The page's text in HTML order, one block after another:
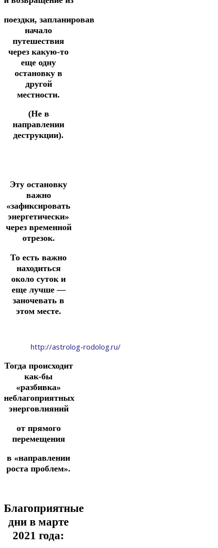
поездки, запланировав
начало
путешествия
через какую-то
еще одну
остановку в
другой
местности.
(Не в
направлении
деструкции).
Эту остановку
важно
«зафиксировать
энергетически»
через временной
отрезок.
То есть важно
находиться
около суток и
еще лучше —
заночевать в
этом месте.
http://astrolog-rodolog.ru/
Тогда происходит
как-бы
«разбивка»
неблагоприятных
энерговлияний
от прямого
перемещения
в «направлении
роста проблем».
Благоприятные
дни в марте
2021 года: